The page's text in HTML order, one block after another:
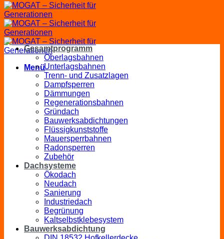
Menü
Gesamtprogramm
Oberlagsbahnen
Unterlagsbahnen
Trenn- und Zusatzlagen
Dampfsperren
Dämmungen
Regenerationsbahnen
Gründach
Bauwerksabdichtungen
Flüssigkunststoffe
Mauersperrbahnen
Radonsperren
Zubehör
Dachsysteme
Ökodach
Neudach
Sanierung
Industriedach
Begrünung
Kaltselbstklebesystem
Bauwerksabdichtung